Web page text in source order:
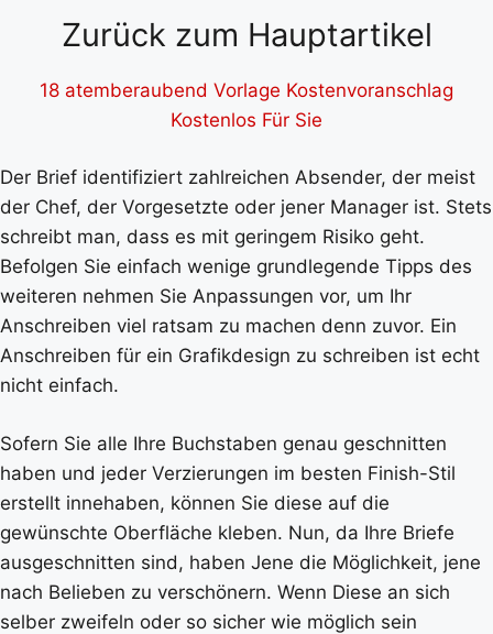
Zurück zum Hauptartikel
18 atemberaubend Vorlage Kostenvoranschlag
Kostenlos Für Sie
Der Brief identifiziert zahlreichen Absender, der meist
der Chef, der Vorgesetzte oder jener Manager ist. Stets
schreibt man, dass es mit geringem Risiko geht.
Befolgen Sie einfach wenige grundlegende Tipps des
weiteren nehmen Sie Anpassungen vor, um Ihr
Anschreiben viel ratsam zu machen denn zuvor. Ein
Anschreiben für ein Grafikdesign zu schreiben ist echt
nicht einfach.
Sofern Sie alle Ihre Buchstaben genau geschnitten
haben und jeder Verzierungen im besten Finish-Stil
erstellt innehaben, können Sie diese auf die
gewünschte Oberfläche kleben. Nun, da Ihre Briefe
ausgeschnitten sind, haben Jene die Möglichkeit, jene
nach Belieben zu verschönern. Wenn Diese an sich
selber zweifeln oder so sicher wie möglich sein